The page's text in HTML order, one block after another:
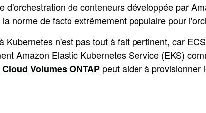
de conteneurs développée par
norme de facto extrêmement populaire pour
n'est pas tout à fait pertinent, car
Amazon Elastic Kubernetes Service (EKS)
Volumes ONTAP peut aider à provisionner